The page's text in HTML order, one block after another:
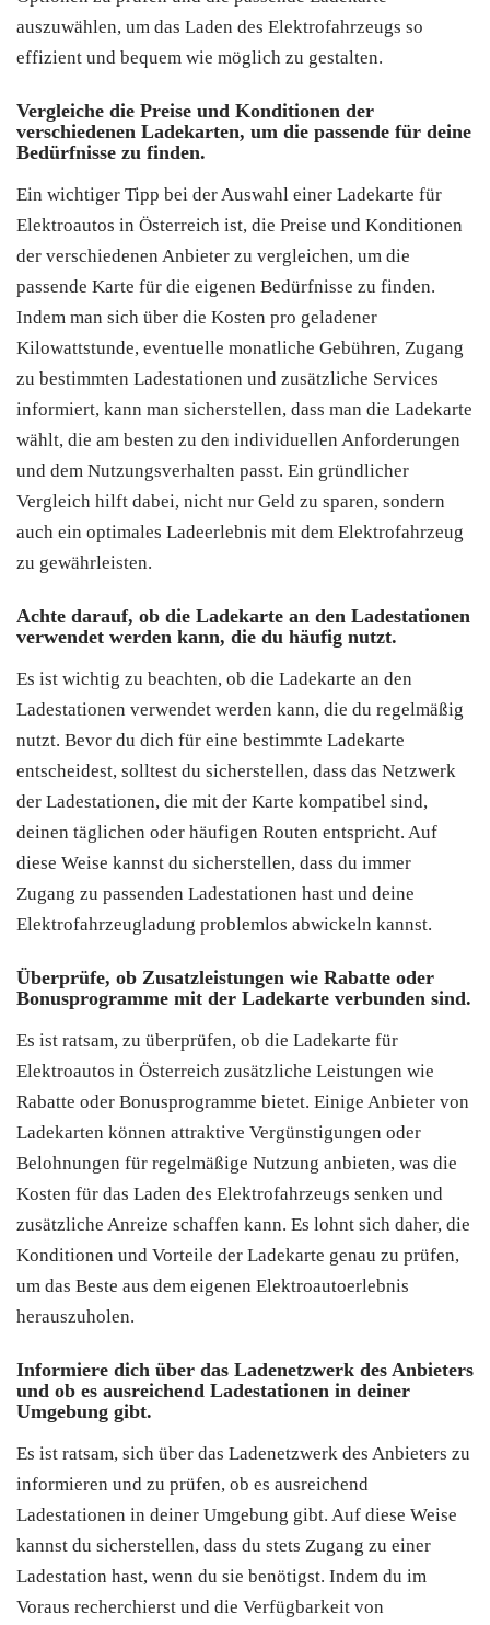
auszuwählen, um das Laden des Elektrofahrzeugs so
effizient und bequem wie möglich zu gestalten.
Vergleiche die Preise und Konditionen der
verschiedenen Ladekarten, um die passende für deine
Bedürfnisse zu finden.
Ein wichtiger Tipp bei der Auswahl einer Ladekarte für
Elektroautos in Österreich ist, die Preise und Konditionen
der verschiedenen Anbieter zu vergleichen, um die
passende Karte für die eigenen Bedürfnisse zu finden.
Indem man sich über die Kosten pro geladener
Kilowattstunde, eventuelle monatliche Gebühren, Zugang
zu bestimmten Ladestationen und zusätzliche Services
informiert, kann man sicherstellen, dass man die Ladekarte
wählt, die am besten zu den individuellen Anforderungen
und dem Nutzungsverhalten passt. Ein gründlicher
Vergleich hilft dabei, nicht nur Geld zu sparen, sondern
auch ein optimales Ladeerlebnis mit dem Elektrofahrzeug
zu gewährleisten.
Achte darauf, ob die Ladekarte an den Ladestationen
verwendet werden kann, die du häufig nutzt.
Es ist wichtig zu beachten, ob die Ladekarte an den
Ladestationen verwendet werden kann, die du regelmäßig
nutzt. Bevor du dich für eine bestimmte Ladekarte
entscheidest, solltest du sicherstellen, dass das Netzwerk
der Ladestationen, die mit der Karte kompatibel sind,
deinen täglichen oder häufigen Routen entspricht. Auf
diese Weise kannst du sicherstellen, dass du immer
Zugang zu passenden Ladestationen hast und deine
Elektrofahrzeugladung problemlos abwickeln kannst.
Überprüfe, ob Zusatzleistungen wie Rabatte oder
Bonusprogramme mit der Ladekarte verbunden sind.
Es ist ratsam, zu überprüfen, ob die Ladekarte für
Elektroautos in Österreich zusätzliche Leistungen wie
Rabatte oder Bonusprogramme bietet. Einige Anbieter von
Ladekarten können attraktive Vergünstigungen oder
Belohnungen für regelmäßige Nutzung anbieten, was die
Kosten für das Laden des Elektrofahrzeugs senken und
zusätzliche Anreize schaffen kann. Es lohnt sich daher, die
Konditionen und Vorteile der Ladekarte genau zu prüfen,
um das Beste aus dem eigenen Elektroautoerlebnis
herauszuholen.
Informiere dich über das Ladenetzwerk des Anbieters
und ob es ausreichend Ladestationen in deiner
Umgebung gibt.
Es ist ratsam, sich über das Ladenetzwerk des Anbieters zu
informieren und zu prüfen, ob es ausreichend
Ladestationen in deiner Umgebung gibt. Auf diese Weise
kannst du sicherstellen, dass du stets Zugang zu einer
Ladestation hast, wenn du sie benötigst. Indem du im
Voraus recherchierst und die Verfügbarkeit von